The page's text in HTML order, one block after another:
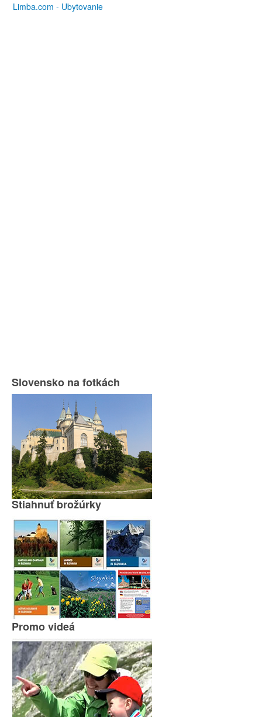
Limba.com - Ubytovanie
Slovensko na fotkách
Stiahnuť brožúrky
Promo videá